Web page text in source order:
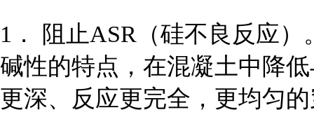
1． 阻止ASR（硅不良反应
碱性的特点，在混凝土中降
更深、反应更完全，更均匀